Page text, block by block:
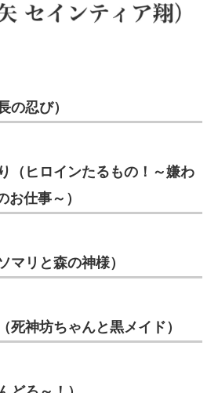
の忍び）
（ヒロインたるもの！～嫌わ
お仕事～）
マリと森の神様）
死神坊ちゃんと黒メイド）